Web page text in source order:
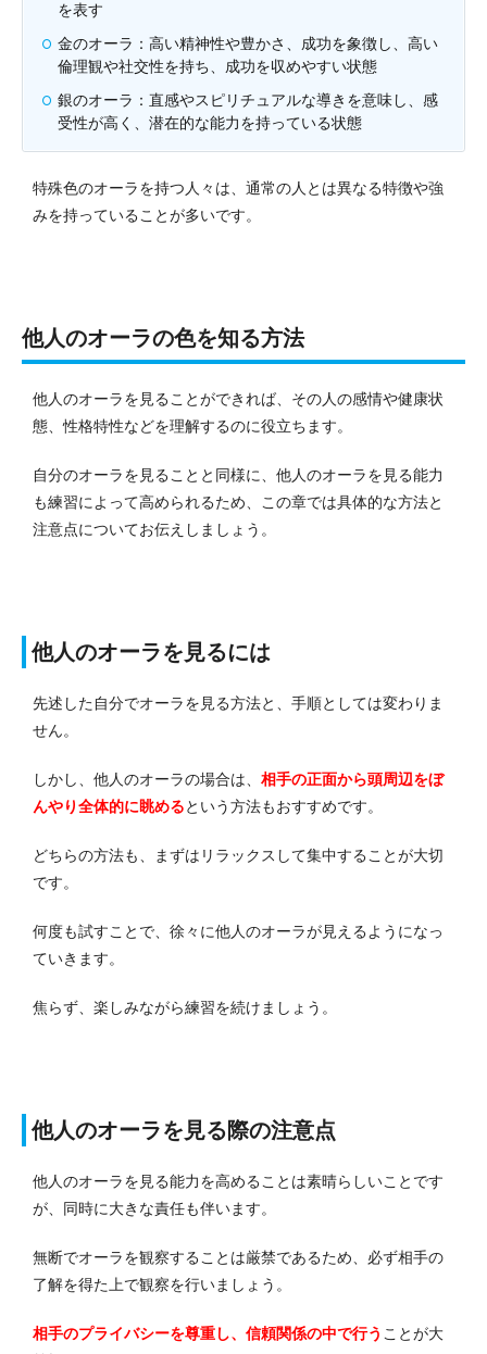
を表す
金のオーラ：高い精神性や豊かさ、成功を象徴し、高い
倫理観や社交性を持ち、成功を収めやすい状態
銀のオーラ：直感やスピリチュアルな導きを意味し、感
受性が高く、潜在的な能力を持っている状態
特殊色のオーラを持つ人々は、通常の人とは異なる特徴や強
みを持っていることが多いです。
他人のオーラの色を知る方法
他人のオーラを見ることができれば、その人の感情や健康状
態、性格特性などを理解するのに役立ちます。
自分のオーラを見ることと同様に、他人のオーラを見る能力
も練習によって高められるため、この章では具体的な方法と
注意点についてお伝えしましょう。
他人のオーラを見るには
先述した自分でオーラを見る方法と、手順としては変わりま
せん。
しかし、他人のオーラの場合は、 相手の正面から頭周辺をぼ
んやり全体的に眺めるという方法もおすすめです。
どちらの方法も、まずはリラックスして集中することが大切
です。
何度も試すことで、徐々に他人のオーラが見えるようになっ
ていきます。
焦らず、楽しみながら練習を続けましょう。
他人のオーラを見る際の注意点
他人のオーラを見る能力を高めることは素晴らしいことです
が、同時に大きな責任も伴います。
無断でオーラを観察することは厳禁であるため、必ず相手の
了解を得た上で観察を行いましょう。
相手のプライバシーを尊重し、信頼関係の中で行う ことが大